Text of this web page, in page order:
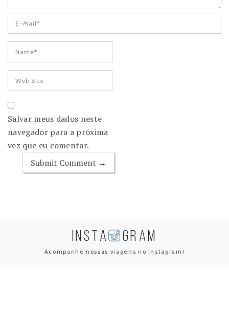
Salvar meus dados neste
navegador para a próxima
vez que eu comentar.
INSTA GRAM
Acompanhe nossas viagens no Instagram!